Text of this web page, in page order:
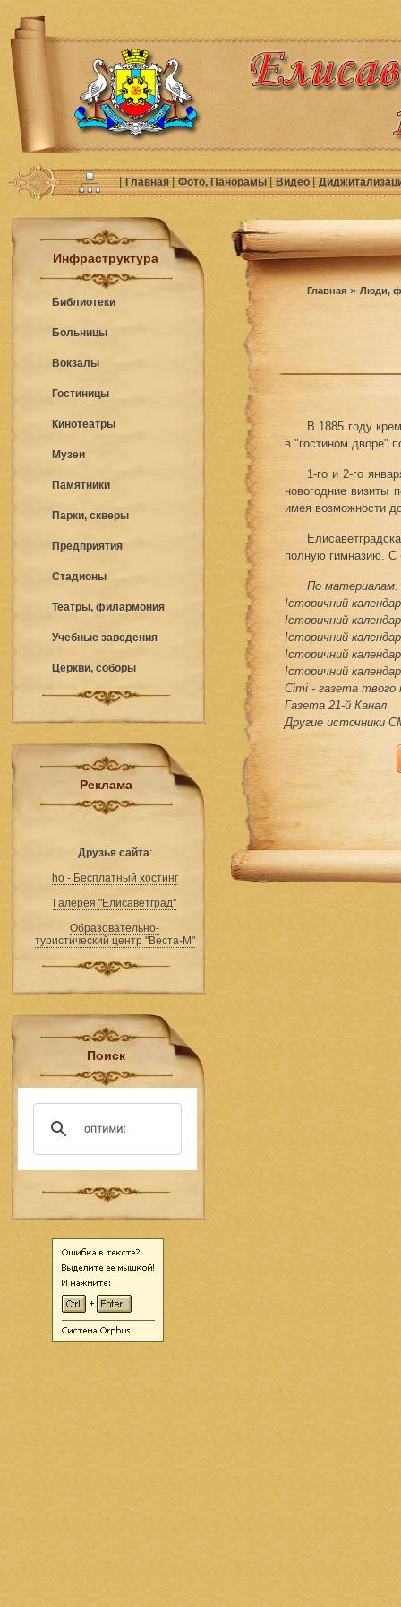
|Главная|Фото, Панорамы|Видео|
Инфраструктура
Библиотеки
Больницы
Вокзалы
Гостиницы
Кинотеатры
Музеи
Памятники
Парки, скверы
Предприятия
Стадионы
Театры, филармония
Учебные заведения
Церкви, соборы
Реклама
Друзья сайта:
ho - Бесплатный хостинг
Галерея "Елисаветград"
Образовательно-
туристический центр "Веста-М"
Поиск
Главная » Люди,
В 1885 году
в "гостином дворе"
1-го и 2-го
новогодние визиты
имея возможности
полную гимназию. С
По материалам:
Історичний
Історичний
Історичний
Історичний
Історичний
Сіті - газета твого
Газета 21-й Канал
Другие источники